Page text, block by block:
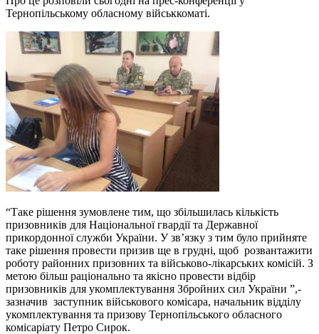
Тернопільському обласному військкоматі.
“Таке рішення зумовлене тим, що збільшилась кількість
призовників для Національної гвардії та Державної
прикордонної служби України. У зв’язку з тим було прийняте
таке рішення провести призив ще в грудні, щоб розвантажити
роботу районних призовних та військово-лікарських комісій. З
метою більш раціонально та якісно провести відбір
призовників для укомплектування Збройних сил України ”,-
зазначив заступник військового комісара, начальник відділу
укомплектування та призову Тернопільського обласного
комісаріату Петро Сирок.